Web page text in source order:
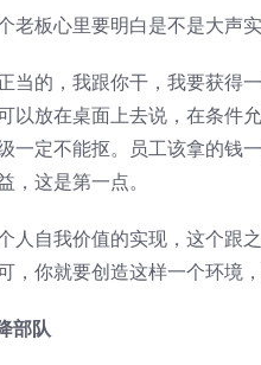
老板心里要明白是不是大声
当的，我跟你干，我要获得
以放在桌面上去说，在条件
一定不能抠。员工该拿的钱
，这是第一点。
人自我价值的实现，这个跟
，你就要创造这样一个环境
部队